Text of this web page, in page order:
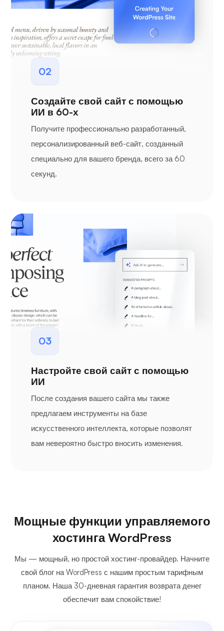
02
Создайте свой сайт с помощью
ИИ в 60-х
Получите профессионально разработанный,
персонализированный веб-сайт, созданный
специально для вашего бренда, всего за 60
секунд.
03
Настройте свой сайт с помощью
ИИ
После создания вашего сайта мы также
предлагаем инструменты на базе
искусственного интеллекта, которые позволят
вам невероятно быстро вносить изменения.
Мощные функции управляемого
хостинга WordPress
Мы — мощный, но простой хостинг-провайдер. Начните
свой блог на WordPress с нашим простым тарифным
планом. Наша 30-дневная гарантия возврата денег
обеспечит вам спокойствие!